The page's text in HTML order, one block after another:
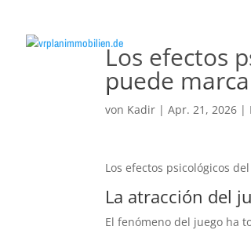
Los efectos
puede
von Kadir |Apr. 21, 2026 |
Los efectos psicológicos
La atracción del
El fenómeno del juego ha